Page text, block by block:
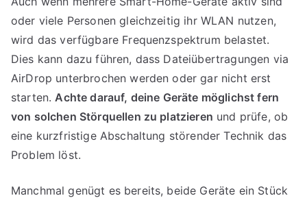
oder viele Personen gleichzeitig ihr WLAN nutzen,
wird das verfügbare Frequenzspektrum belastet.
Dies kann dazu führen, dass Dateiübertragungen via
AirDrop unterbrochen werden oder gar nicht erst
starten. Achte darauf, deine Geräte möglichst fern
von solchen Störquellen zu platzieren und prüfe, ob
eine kurzfristige Abschaltung störender Technik das
Problem löst.
Manchmal genügt es bereits, beide Geräte ein Stück